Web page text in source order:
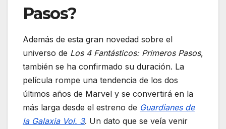
Pasos?
Además de esta gran novedad sobre el
universo de Los 4 Fantásticos: Primeros Pasos,
también se ha confirmado su duración. La
película rompe una tendencia de los dos
últimos años de Marvel y se convertirá en la
más larga desde el estreno de Guardianes de
la Galaxia Vol. 3. Un dato que se veía venir